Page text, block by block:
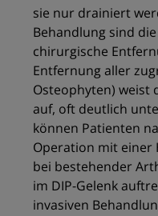
sie nur drainiert
Behandlung sind
chirurgische
Entfernung aller
Osteophyten) weist
auf, oft deutlich
können Patienten
Operation mit einer
bei bestehender
im DIP-Gelenk
invasiven